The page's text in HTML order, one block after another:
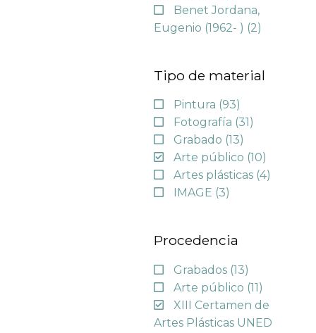
Benet Jordana,
Eugenio (1962- ) (2)
Tipo de material
Pintura (93)
Fotografía (31)
Grabado (13)
Arte público (10)
Artes plásticas (4)
IMAGE (3)
Procedencia
Grabados (13)
Arte público (11)
XIII Certamen de
Artes Plásticas UNED